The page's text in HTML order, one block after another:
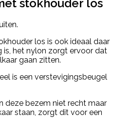
stokhouder los
los is ook ideaal daar
het nylon zorgt ervoor dat
gaan zitten.
is een verstevigingsbeugel
deze bezem niet recht maar
staan, zorgt dit voor een